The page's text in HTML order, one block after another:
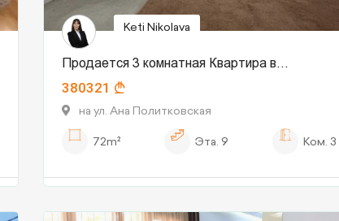
Keti Nikolava
Продается 3 комнатная Квартира в
Сабуртало
380321
на ул. Ана Политковская
72m²
Эта. 9 Ком. 3